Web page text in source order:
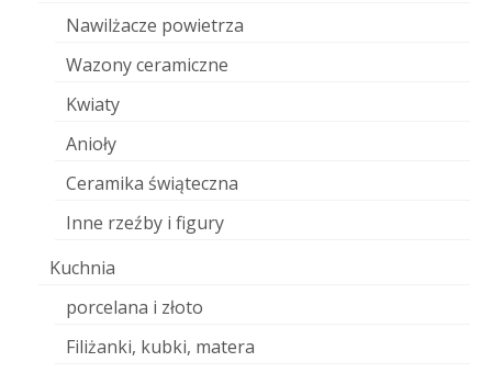
Nawilżacze powietrza
Wazony ceramiczne
Kwiaty
Anioły
Ceramika świąteczna
Inne rzeźby i figury
Kuchnia
porcelana i złoto
Filiżanki, kubki, matera